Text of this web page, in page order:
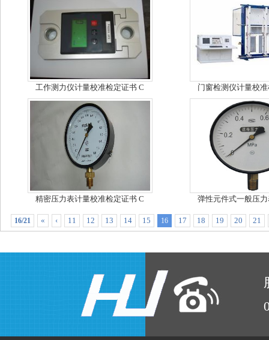
工作测力仪计量校准检定证书 C 门窗检测仪计量校
精密压力表计量校准检定证书 C 弹性元件式一般压
16/21 « ‹ 11 12 13 14 15 16 17 18 19 20 21